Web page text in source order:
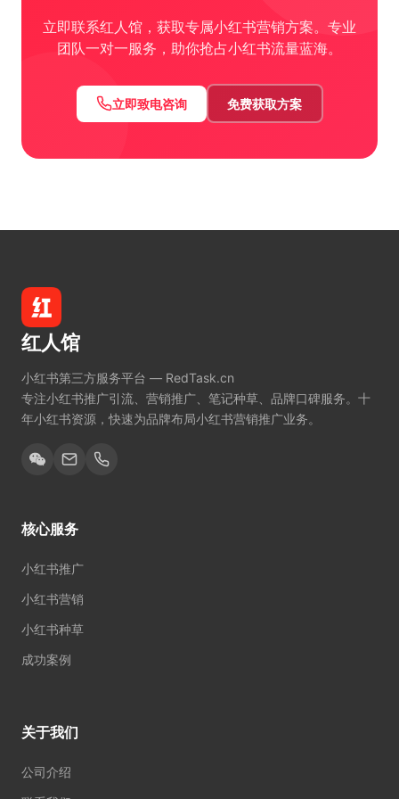
立即联系红人馆，获取专属小红书营销方案。专业
团队一对一服务，助你抢占小红书流量蓝海。
立即致电咨询 免费获取方案
红人馆
小红书第三方服务平台 — RedTask.cn
专注小红书推广引流、营销推广、笔记种草、品牌口碑服务。十
年小红书资源，快速为品牌布局小红书营销推广业务。
核心服务
小红书推广
小红书营销
小红书种草
成功案例
关于我们
公司介绍